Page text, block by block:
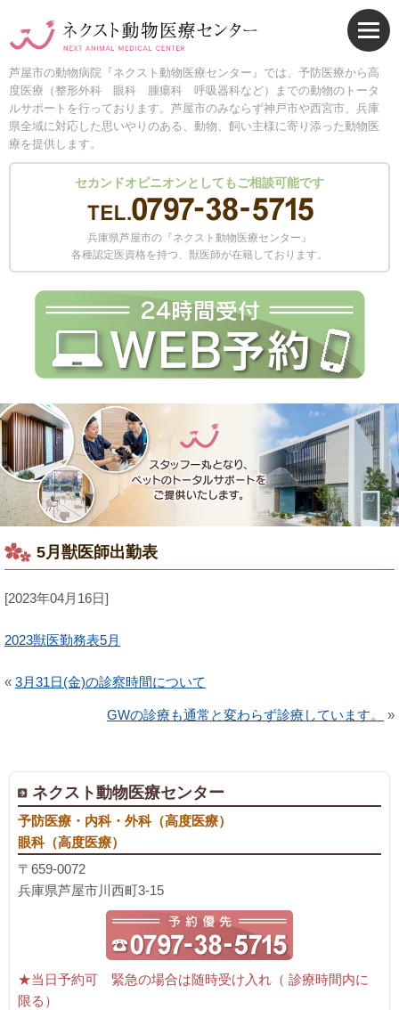
芦屋市の動物病院『ネクスト動物医療センター』では、予防医療から高
度医療（整形外科 眼科 腫瘍科 呼吸器科など）までの動物のトータ
ルサポートを行っております。芦屋市のみならず神戸市や西宮市、兵庫
県全域に対応した思いやりのある、動物、飼い主様に寄り添った動物医
療を提供します。
セカンドオピニオンとしてもご相談可能です
兵庫県芦屋市の『ネクスト動物医療センター』
各種認定医資格を持つ、獣医師が在籍しております。
5月獣医師出勤表
[2023年04月16日]
2023獣医勤務表5月
« 3月31日(金)の診察時間について
GWの診療も通常と変わらず診療しています。 »
ネクスト動物医療センター
予防医療・内科・外科（高度医療）
眼科（高度医療）
〒659-0072
兵庫県芦屋市川西町3-15
★当日予約可 緊急の場合は随時受け入れ（ 診療時間内に
限る）